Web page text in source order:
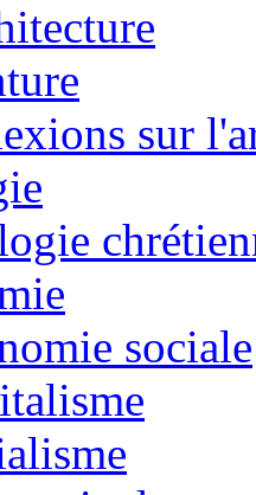
sur
sociale